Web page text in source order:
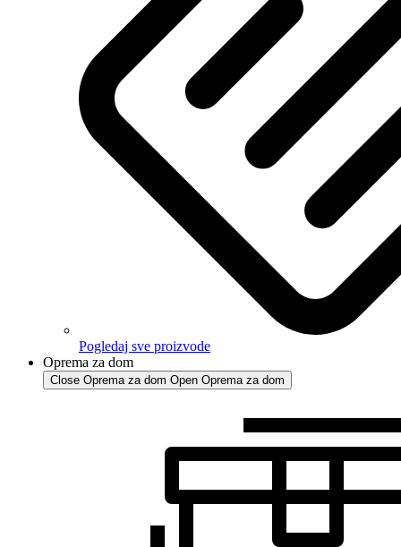
Pogledaj sve proizvode
Oprema za dom
Close Oprema za dom Open Oprema za dom